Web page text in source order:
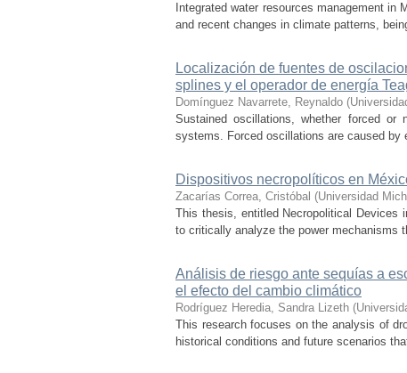
Integrated water resources management
and recent changes in climate patterns,
Localización de fuentes de
splines y el operador de energía
Domínguez Navarrete, Reynaldo (
Sustained oscillations, whether forced or
systems. Forced oscillations are caused
Dispositivos necropolíticos en
Zacarías Correa, Cristóbal (Universidad
This thesis, entitled Necropolitical Devices
to critically analyze the power mechanisms
Análisis de riesgo ante sequías a
el efecto del cambio climático
Rodríguez Heredia, Sandra Lizeth (
This research focuses on the analysis of
historical conditions and future scenarios